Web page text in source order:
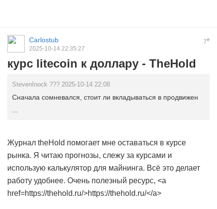
7#
Carlostub
2025-10-14 22:35:27
курс litecoin к доллару - TheHold
StevenInock ??? 2025-10-14 22:08
Сначала сомневался, стоит ли вкладываться в продвижен
Журнал theHold помогает мне оставаться в курсе
рынка. Я читаю прогнозы, слежу за курсами и
использую калькулятор для майнинга. Всё это делает
работу удобнее. Очень полезный ресурс, <a
href=https://thehold.ru/>https://thehold.ru/</a>